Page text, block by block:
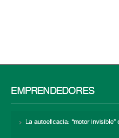
EMPRENDEDORES
La autoeficacia: “motor invisible”